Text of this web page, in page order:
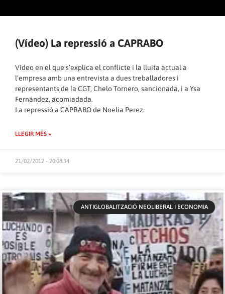
(Vídeo) La repressió a CAPRABO
Vídeo en el que s’explica el conflicte i la lluita actual a
l’empresa amb una entrevista a dues treballadores i
representants de la CGT, Chelo Tornero, sancionada, i a Ysa
Fernández, acomiadada.
La repressió a CAPRABOde Noelia Perez.
LLEGIR MÉS »
21/02/2012 - 20:08:34
ANTIGLOBALITZACIÓ NEOLIBERAL I ECONOMIA